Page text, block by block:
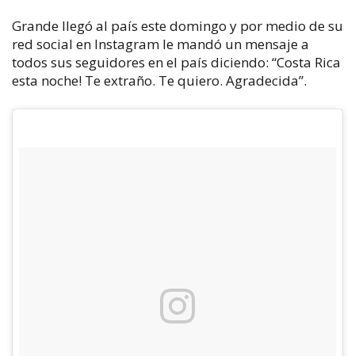
Grande llegó al país este domingo y por medio de su
red social en Instagram le mandó un mensaje a
todos sus seguidores en el país diciendo: “Costa Rica
esta noche! Te extraño. Te quiero. Agradecida”.